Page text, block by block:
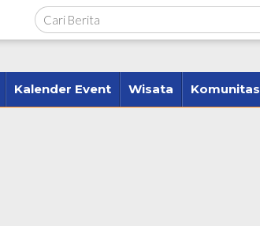
Kalender Event Wisata Komunitas